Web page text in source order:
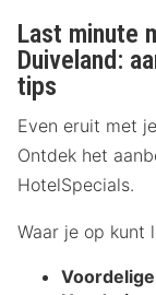
Last minute
Duiveland:
tips
Even eruit met
Ontdek het
HotelSpecials.
Waar je op kunt